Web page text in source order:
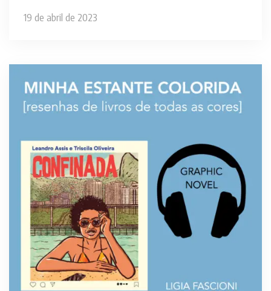
19 de abril de 2023